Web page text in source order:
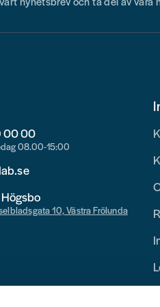
00 00
08.00-15:00
10, Västra Frölunda